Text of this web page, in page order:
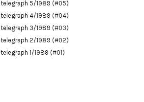
telegraph 5/1989 (#05)
telegraph 4/1989 (#04)
telegraph 3/1989 (#03)
telegraph 2/1989 (#02)
telegraph 1/1989 (#01)